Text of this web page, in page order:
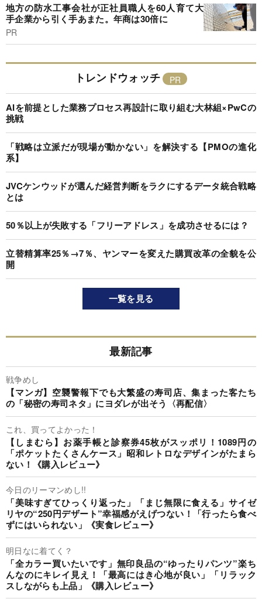
地方の防水工事会社が正社員職人を60人育て大
手企業から引く手あまた。年商は30倍に
PR
トレンドウォッチ
AIを前提とした業務プロセス再設計に取り組む大林組×PwCの
挑戦
「戦略は立派だが現場が動かない」を解決する【PMOの進化
系】
JVCケンウッドが選んだ経営判断をラクにするデータ統合戦略
とは
50％以上が失敗する「フリーアドレス」を成功させるには？
立替精算率25％→7％、ヤンマーを変えた購買改革の全貌を公
開
一覧を見る
最新記事
戦争めし
【マンガ】空襲警報下でも大繁盛の寿司店、集まった客たち
の「秘密の寿司ネタ」にヨダレが出そう〈再配信〉
これ、買ってよかった！
【しまむら】お薬手帳と診察券45枚がスッポリ！1089円の
「ポケットたくさんケース」昭和レトロなデザインがたまら
ない！《購入レビュー》
今日のリーマンめし!!
「美味すぎてひっくり返った」「まじ無限に食える」サイゼ
リヤの“250円デザート”幸福感がえげつない！「行ったら食べ
ずにはいられない」《実食レビュー》
明日なに着てく？
「全カラー買いたいです」無印良品の“ゆったりパンツ”楽ち
んなのにキレイ見え！「最高にはき心地が良い」「リラック
スしながらも上品」《購入レビュー》